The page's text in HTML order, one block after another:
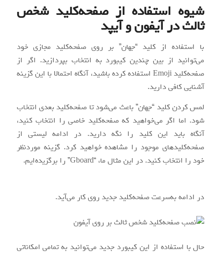
شیوه استفاده از صفحه‌کلید شخص
ثالث در آیفون و آیپد
با استفاده از کلید “جهان” بر روی صفحه‌کلید مجازی خود
می‌توانید از بین چندین کیبورد به انتخاب بپردازید. اگر از
صفحه‌کلید Emoji استفاده کرده باشید، آنگاه احتمالا با این گزینه
آشنایی کافی دارید.
لمس کردن کلید “جهان” باعث می‌شود تا صفحه‌کلید بعدی انتخاب
شود. اما اگر می‌خواهید که صفحه‌کلید خاصی را انتخاب کنید،
آنگاه باید این کلید را نگه دارید. در ادامه لیستی از
صفحه‌کلیدهای موجود را مشاهده خواهید کرد. گزینه موردنظر
خود را انتخاب کنید. در این مثال ما، “Gboard” را برگزیده‌ایم.
در ادامه به‌سرعت صفحه‌کلید جدید روی کار می‌آید.
حال با استفاده از این کیبورد جدید می‌توانید به تمامی امکاناتی